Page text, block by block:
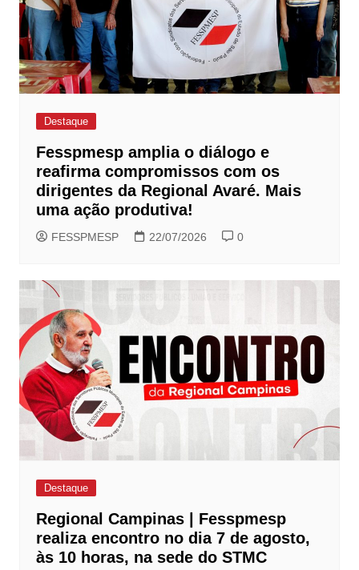
Destaque
Fesspmesp amplia o diálogo e
reafirma compromissos com os
dirigentes da Regional Avaré. Mais
uma ação produtiva!
FESSPMESP 22/07/2026 0
Destaque
Regional Campinas | Fesspmesp
realiza encontro no dia 7 de agosto,
às 10 horas, na sede do STMC